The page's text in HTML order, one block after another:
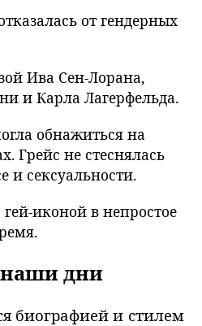
от гендерных
Ива Сен-Лорана,
и Карла Лагерфельда.
обнажиться на
Грейс не стеснялась
и сексуальности.
гей-иконой в непростое
дни
биографией и стилем